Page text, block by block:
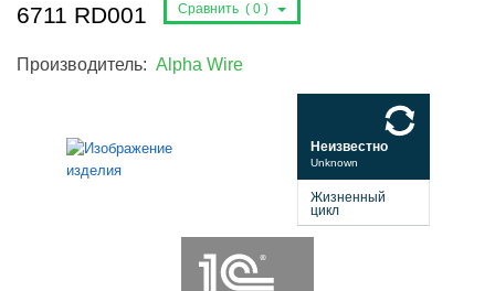
6711 RD001 Сравнить ( 0 )
Производитель: Alpha Wire